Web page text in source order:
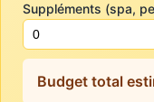
Suppléments (spa,
Budget total